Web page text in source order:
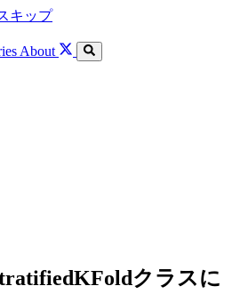
キップ
About
クラスに